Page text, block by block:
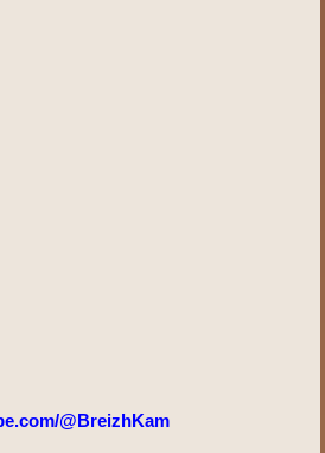
@BreizhKam